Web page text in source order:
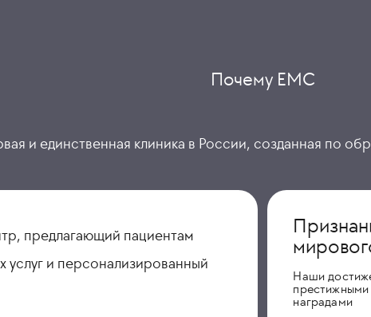
Почему ЕМС
и единственная клиника в России, созданная по
предлагающий пациентам
услуг и персонализированный
Наши
наградами